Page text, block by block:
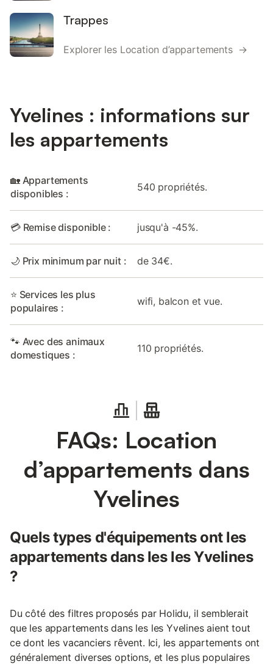
Trappes
Explorer les Location d’appartements →
Yvelines : informations sur
les appartements
🏡 Appartements
disponibles :
540 propriétés.
💳 Remise disponible : jusqu'à -45%.
🌙 Prix minimum par nuit : de 34€.
⭐ Services les plus
populaires :
wifi, balcon et vue.
🐾 Avec des animaux
domestiques :
110 propriétés.
FAQs: Location
d’appartements dans
Yvelines
Quels types d'équipements ont les
appartements dans les les Yvelines
?
Du côté des filtres proposés par Holidu, il semblerait
que les appartements dans les les Yvelines aient tout
ce dont les vacanciers rêvent. Ici, les appartements ont
généralement diverses options, et les plus populaires